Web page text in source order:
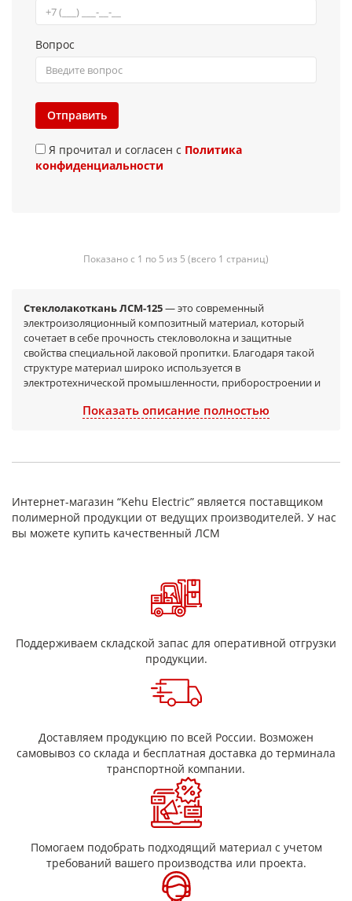
Вопрос
Отправить
Я прочитал и согласен с Политика
конфиденциальности
Показано с 1 по 5 из 5 (всего 1 страниц)
Стеклолакоткань ЛСМ-125— это современный
электроизоляционный композитный материал, который
сочетает в себе прочность стекловолокна и защитные
свойства специальной лаковой пропитки. Благодаря такой
структуре материал широко используется в
электротехнической промышленности, приборостроении и
Материал изготавливаетсяна основе стеклоткани с
характеристики даже при длительной работе в условиях
относится к классу нагревостойкости
что делает её оптимальным решением для изоляции узлов,
подверженных нагреву.
Технические характеристики
обычно от 0,10 до 0,20 мм
Высокая электрическая прочность
Плотность и равномерность пропитки
Изоляция обмоток электродвигателей и генераторов
Производство и ремонт трансформаторов
Межслойная и пазовая изоляция
Изоляция кабельно-проводниковой продукции
Использование в электрических щитах и
распределительных устройствах
Преимущества стеклолакоткани
Показать описание полностью
Интернет-магазин “Kehu Electric” является поставщиком
полимерной продукции от ведущих производителей. У нас
вы можете купить качественный ЛСМ
Поддерживаем складской запас для оперативной отгрузки
продукции.
Доставляем продукцию по всей России. Возможен
самовывоз со склада и бесплатная доставка до терминала
транспортной компании.
Помогаем подобрать подходящий материал с учетом
требований вашего производства или проекта.